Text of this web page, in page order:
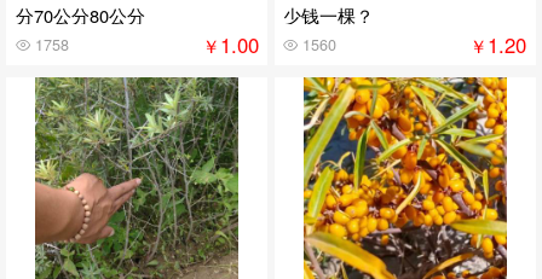
分70公分80公分
1758 ￥1.00
少钱一棵？
1560 ￥1.20